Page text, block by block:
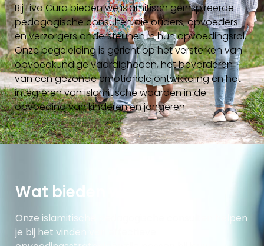
Bij Liva Cura bieden we islamitisch geïnspireerde
pedagogische consulten die ouders, opvoeders
en verzorgers ondersteunen in hun opvoedingsrol.
Onze begeleiding is gericht op het versterken van
opvoedkundige vaardigheden, het bevorderen
van een gezonde emotionele ontwikkeling en het
integreren van islamitische waarden in de
opvoeding van kinderen en jongeren.
Wat bieden wij?
Onze islamitische pedagogische consulten helpen
je bij het vinden van effectieve